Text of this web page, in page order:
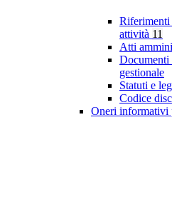
Riferimenti
attività 11
Atti
Documenti
gestionale
Statuti e
Codice
Oneri informativi